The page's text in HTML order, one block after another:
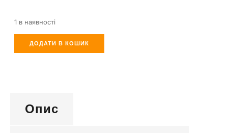
1 в наявності
ДОДАТИ В КОШИК
Опис